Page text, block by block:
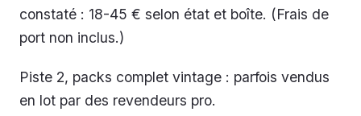
constaté : 18-45 € selon état et boîte. (Frais de
port non inclus.)
Piste 2, packs complet vintage : parfois vendus
en lot par des revendeurs pro.